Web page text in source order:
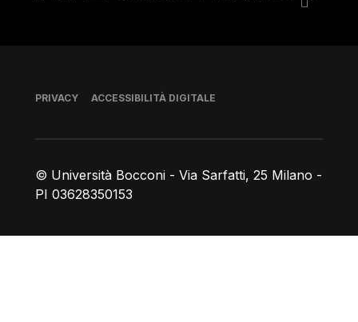
© Università Bocconi - Via Sarfatti, 25 Milano -
PI 03628350153
Piè di pagina
PRIVACY ACCESSIBILITÀ DIGITALE